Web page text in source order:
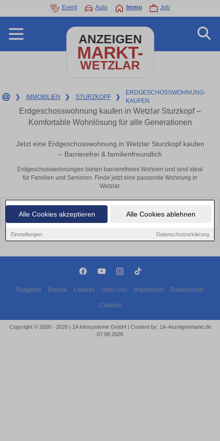
Alle Cookies akzeptieren Alle Cookies ablehnen
Einstellungen Datenschutzerklärung
Event Auto Immo Job
ANZEIGEN
MARKT-
WETZLAR
❯ IMMOBILIEN ❯ STURZKOPF ❯
ERDGESCHOSSWOHNUNG-
KAUFEN
Erdgeschosswohnung kaufen in Wetzlar Sturzkopf –
Komfortable Wohnlösung für alle Generationen
Jetzt eine Erdgeschosswohnung in Wetzlar Sturzkopf kaufen
– Barrierefrei & familienfreundlich
Erdgeschosswohnungen bieten barrierefreies Wohnen und sind ideal
für Familien und Senioren. Finde jetzt eine passende Wohnung in
Wetzlar.
Leider konnten wir derzeit keine passenden Objekte finden. Schauen Sie
bald wieder vorbei!
Ratgeber Presse Lokales Über Uns Impressum Datenschutz
Cookies
Copyright © 2000 - 2026 | 1A Infosysteme GmbH | Content by: 1A-Anzeigenmarkt.de
07.08.2026